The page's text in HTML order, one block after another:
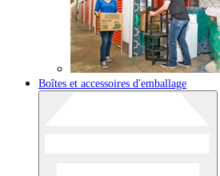
Boîtes et accessoires d'emballage